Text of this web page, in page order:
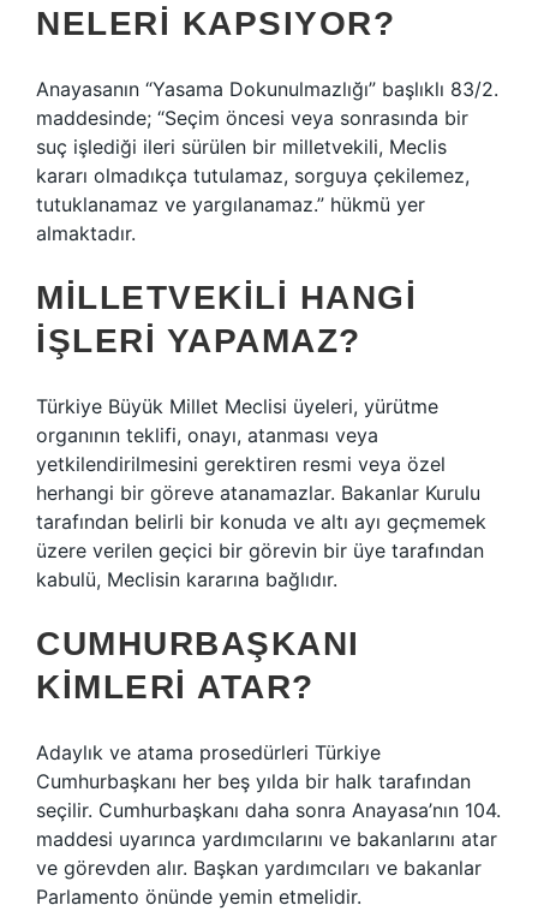
NELERI KAPSIYOR?
Anayasanın “Yasama Dokunulmazlığı” başlıklı 83/2.
maddesinde; “Seçim öncesi veya sonrasında bir
suç işlediği ileri sürülen bir milletvekili, Meclis
kararı olmadıkça tutulamaz, sorguya çekilemez,
tutuklanamaz ve yargılanamaz.” hükmü yer
almaktadır.
MILLETVEKILI HANGI
IŞLERI YAPAMAZ?
Türkiye Büyük Millet Meclisi üyeleri, yürütme
organının teklifi, onayı, atanması veya
yetkilendirilmesini gerektiren resmi veya özel
herhangi bir göreve atanamazlar. Bakanlar Kurulu
tarafından belirli bir konuda ve altı ayı geçmemek
üzere verilen geçici bir görevin bir üye tarafından
kabulü, Meclisin kararına bağlıdır.
CUMHURBAŞKANI
KIMLERI ATAR?
Adaylık ve atama prosedürleri Türkiye
Cumhurbaşkanı her beş yılda bir halk tarafından
seçilir. Cumhurbaşkanı daha sonra Anayasa’nın 104.
maddesi uyarınca yardımcılarını ve bakanlarını atar
ve görevden alır. Başkan yardımcıları ve bakanlar
Parlamento önünde yemin etmelidir.